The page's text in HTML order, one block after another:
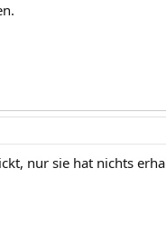
nur sie hat nichts